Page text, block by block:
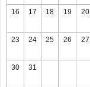
日
館
16 17 18 19 20
23 24 25 26 27
30 31